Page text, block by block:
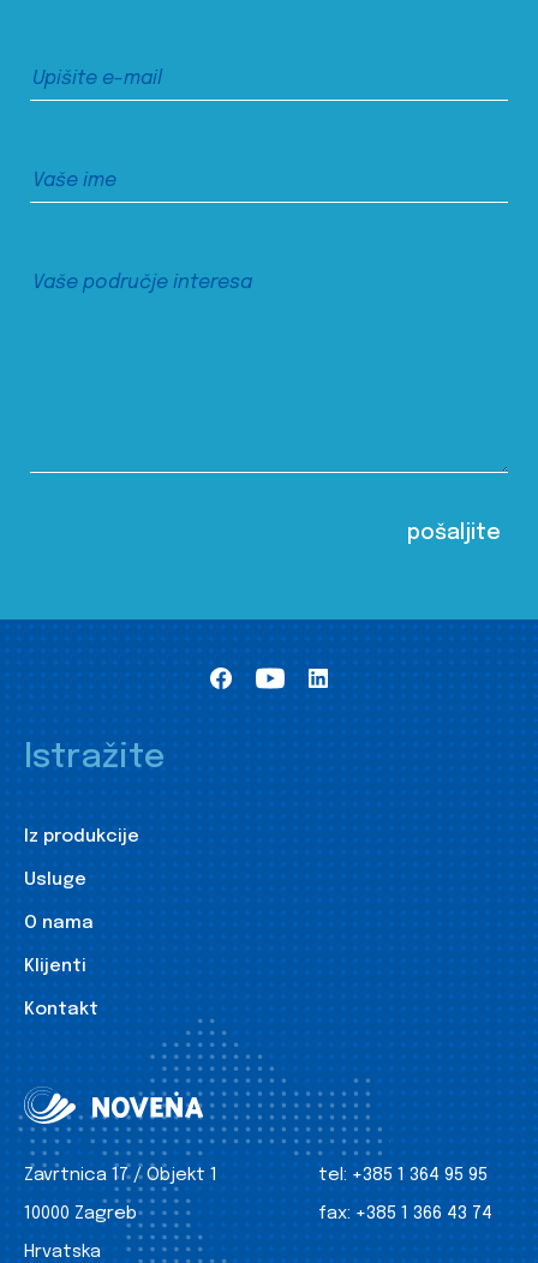
Istražite
Iz produkcije
Usluge
O nama
Klijenti
Kontakt
Zavrtnica 17 / Objekt 1
10000 Zagreb
Hrvatska
tel: +385 1 364 95 95
fax: +385 1 366 43 74